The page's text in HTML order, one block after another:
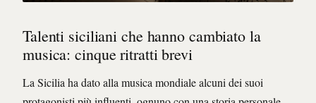
Talenti siciliani che hanno cambiato la
musica: cinque ritratti brevi
La Sicilia ha dato alla musica mondiale alcuni dei suoi